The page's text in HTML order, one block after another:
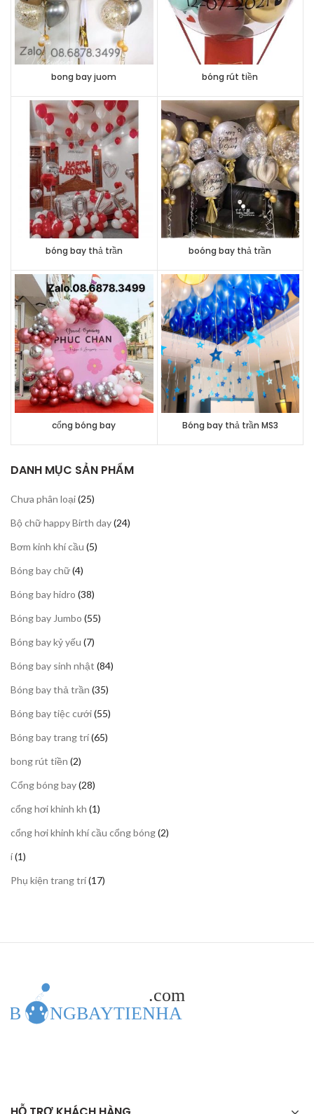
bong bay juom bóng rút tiền
bóng bay thả trần boóng bay thả trần
cổng bóng bay Bóng bay thả trần MS3
DANH MỤC SẢN PHẨM
Chưa phân loại 2525
phẩm
Bộ chữ happy Birth day 2424
Bơm kinh khí cầu 55
Bóng bay chữ 44
phẩm
Bóng bay hidro 3838
phẩm
Bóng bay Jumbo 5555
Bóng bay kỷ yếu 77
phẩm
Bóng bay sinh nhật 8484
Bóng bay thả trần 3535
phẩm
Bóng bay tiệc cưới 5555
Bóng bay trang trí 6565
bong rút tiền 22
phẩm
Cổng bóng bay 2828
phẩm
cổng hơi khinh kh 11
phẩm
cổng hơi khinh khí cầu cổng bóng 22
í 11
phẩm
Phụ kiện trang trí 1717